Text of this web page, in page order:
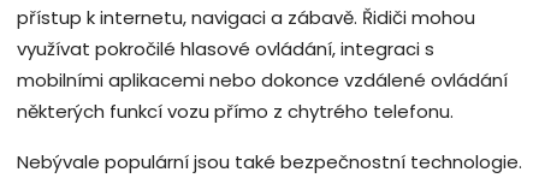
přístup k internetu, navigaci a zábavě. Řidiči mohou
využívat pokročilé hlasové ovládání, integraci s
mobilními aplikacemi nebo dokonce vzdálené ovládání
některých funkcí vozu přímo z chytrého telefonu.
Nebývale populární jsou také bezpečnostní technologie.